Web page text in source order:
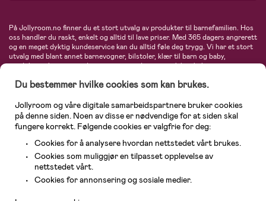
På Jollyroom.no finner du et stort utvalg av produkter til barnefamilien. Hos
oss handler du raskt, enkelt og alltid til lave priser. Med 365 dagers angrerett
og en meget dyktig kundeservice kan du alltid føle deg trygg. Vi har et stort
utvalg med blant annet barnevogner, bilstoler, klær til barn og baby,
produkter til mor, mengder av inspirerende interiør, leker, babyustyr og mye
Maxi-Cosi, Baby Jogger, BabyBjörn, Didriksons, KidKraft, Ergobaby, Philips
største nettbutikk for barn og baby!
Du bestemmer hvilke cookies som kan brukes.
Jollyroom og våre digitale samarbeidspartnere bruker cookies
på denne siden. Noen av disse er nødvendige for at siden skal
fungere korrekt. Følgende cookies er valgfrie for deg:
Cookies for å analysere hvordan nettstedet vårt brukes.
Cookies som muliggjør en tilpasset opplevelse av
nettstedet vårt.
Cookies for annonsering og sosiale medier.